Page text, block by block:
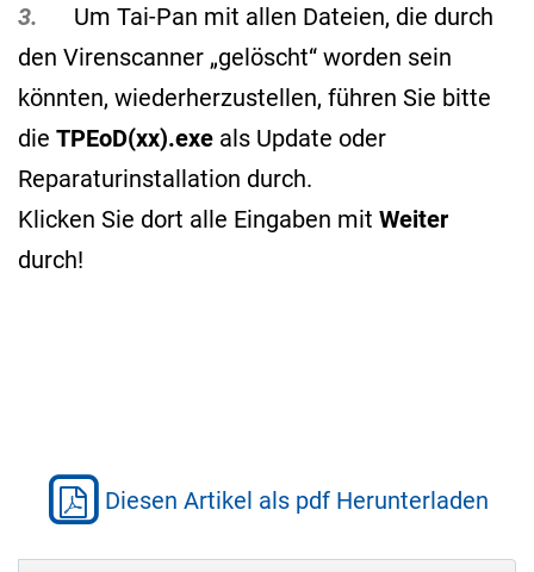
3. Um Tai-Pan mit allen Dateien, die durch
den Virenscanner „gelöscht“ worden sein
könnten, wiederherzustellen, führen Sie bitte
die TPEoD(xx).exe als Update oder
Reparaturinstallation durch.
Klicken Sie dort alle Eingaben mit Weiter
durch!
Diesen Artikel als pdf Herunterladen